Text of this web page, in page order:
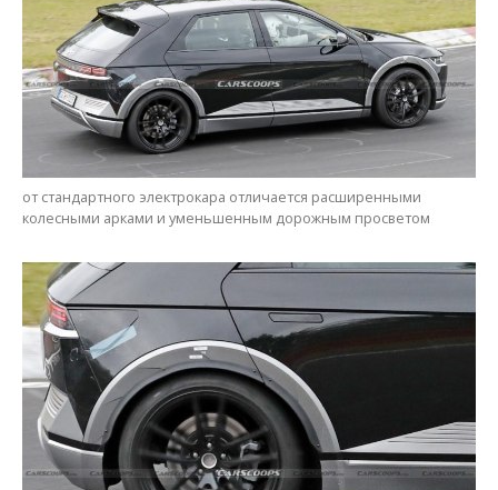
от стандартного электрокара отличается расширенными
колесными арками и уменьшенным дорожным просветом